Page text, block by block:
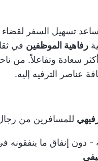
تسهيل السفر
رفاهية الموظفين في
سعادة وتفاعلاً. من
عناصر الترفيه إليه.
للمسافرين من
- دون إنفاق ما